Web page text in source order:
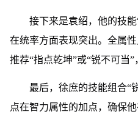
接下来是袁绍，他的技
在统率方面表现突出。全属
推荐“指点乾坤”或“锐不可当
最后，徐庶的技能组合“
点在智力属性的加点，确保